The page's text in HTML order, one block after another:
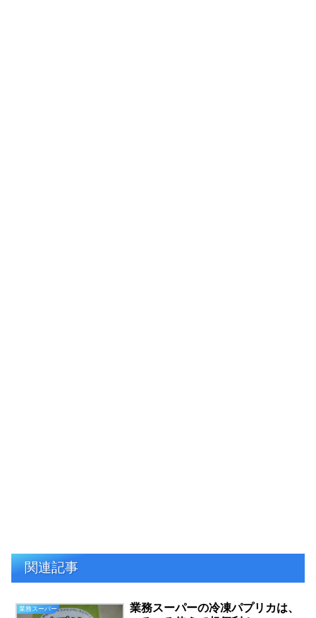
関連記事
業務スーパー
業務スーパーの冷凍パプリカは、